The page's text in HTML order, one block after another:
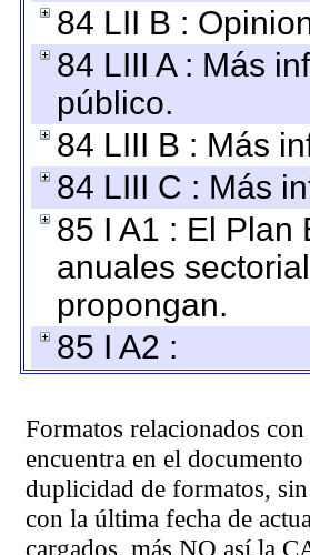
84 LII B :
84 LIII A : Más
público.
84 LIII B : Más
84 LIII C : Más
85 I A1 : El Plan
anuales
propongan.
85 I A2 :
Formatos relacionados
encuentra en el documento
duplicidad de formatos,
con la última fecha de
cargados, más NO así la